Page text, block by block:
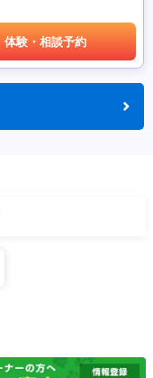
体験・相談予約